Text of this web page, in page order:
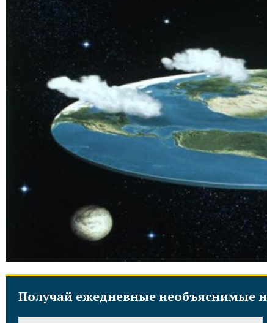
Получай ежедневные необъяснимые